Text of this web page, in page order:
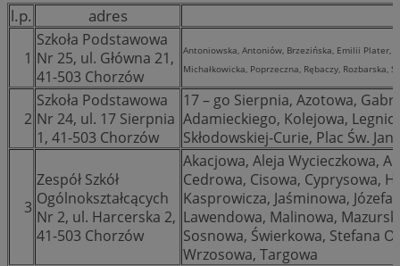
l.p. adres
1
Szkoła Podstawowa
Nr 25, ul. Główna 21,
41-503 Chorzów
Antoniowska, Antoniów, Brzezińska, Emilii Plater,
Michałkowicka, Poprzeczna, Rębaczy, Rozbarska,
2
Szkoła Podstawowa
Nr 24, ul. 17 Sierpnia
1, 41-503 Chorzów
17 – go Sierpnia, Azotowa,
Adamieckiego, Kolejowa,
Skłodowskiej-Curie, Plac Św.
3
Zespół Szkół
Ogólnokształcących
Nr 2, ul. Harcerska 2,
41-503 Chorzów
Akacjowa, Aleja Wycieczkowa,
Cedrowa, Cisowa, Cyprysowa,
Kasprowicza, Jaśminowa,
Lawendowa, Malinowa,
Sosnowa, Świerkowa, Stefana
Wrzosowa, Targowa